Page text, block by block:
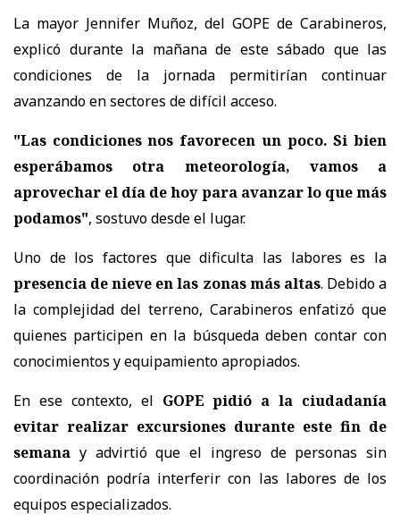
La mayor Jennifer Muñoz, del GOPE de Carabineros,
explicó durante la mañana de este sábado que las
condiciones de la jornada permitirían continuar
avanzando en sectores de difícil acceso.
"Las condiciones nos favorecen un poco. Si bien
esperábamos otra meteorología, vamos a
aprovechar el día de hoy para avanzar lo que más
podamos", sostuvo desde el lugar.
Uno de los factores que dificulta las labores es la
presencia de nieve en las zonas más altas. Debido a
la complejidad del terreno, Carabineros enfatizó que
quienes participen en la búsqueda deben contar con
conocimientos y equipamiento apropiados.
En ese contexto, el GOPE pidió a la ciudadanía
evitar realizar excursiones durante este fin de
semana y advirtió que el ingreso de personas sin
coordinación podría interferir con las labores de los
equipos especializados.